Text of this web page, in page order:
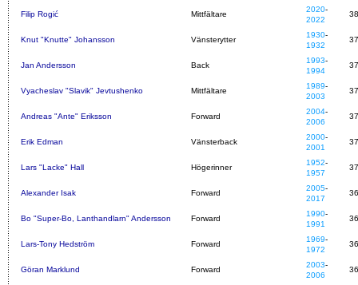
Filip Rogić Mittfältare
2020-
2022
38
Knut "Knutte" Johansson Vänsterytter
1930-
1932
37
Jan Andersson Back
1993-
1994
37
Vyacheslav "Slavik" Jevtushenko Mittfältare
1989-
2003
37
Andreas "Ante" Eriksson Forward
2004-
2006
37
Erik Edman Vänsterback
2000-
2001
37
Lars "Lacke" Hall Högerinner
1952-
1957
37
Alexander Isak Forward
2005-
2017
36
Bo "Super-Bo, Lanthandlarn" Andersson Forward
1990-
1991
36
Lars-Tony Hedström Forward
1969-
1972
36
Göran Marklund Forward
2003-
2006
36